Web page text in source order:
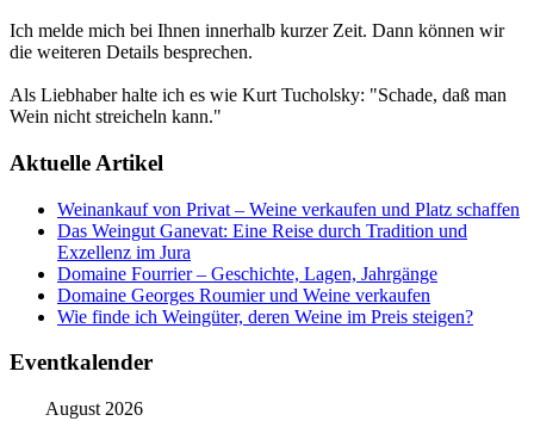
Ich melde mich bei Ihnen innerhalb kurzer Zeit. Dann können wir
die weiteren Details besprechen.
Als Liebhaber halte ich es wie Kurt Tucholsky: "Schade, daß man
Wein nicht streicheln kann."
Aktuelle Artikel
Weinankauf von Privat – Weine verkaufen und Platz schaffen
Das Weingut Ganevat: Eine Reise durch Tradition und
Exzellenz im Jura
Domaine Fourrier – Geschichte, Lagen, Jahrgänge
Domaine Georges Roumier und Weine verkaufen
Wie finde ich Weingüter, deren Weine im Preis steigen?
Eventkalender
August 2026